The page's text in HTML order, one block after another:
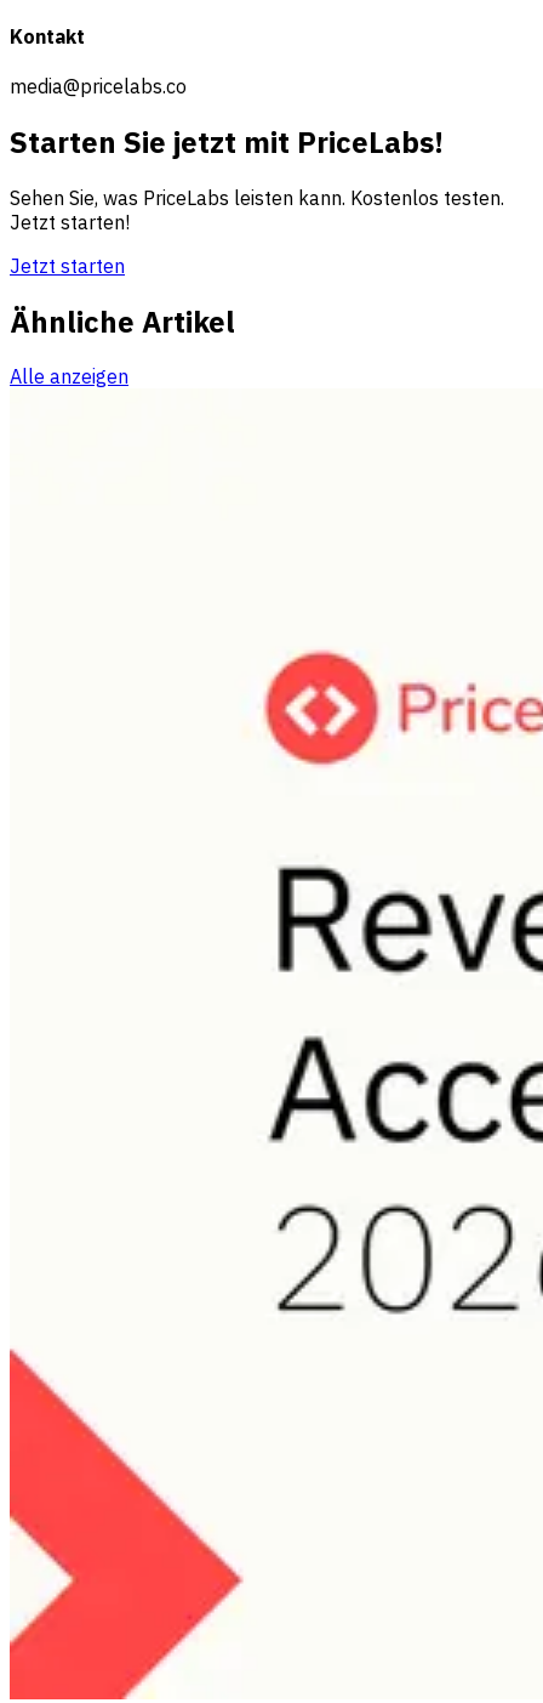
Kontakt
media@pricelabs.co
Starten Sie jetzt mit PriceLabs!
Sehen Sie, was PriceLabs leisten kann. Kostenlos testen.
Jetzt starten!
Jetzt starten
Ähnliche Artikel
Alle anzeigen